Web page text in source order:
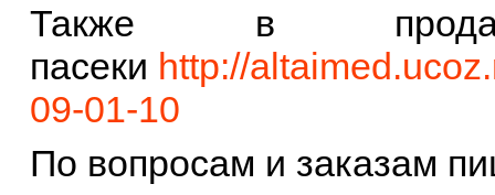
Также в
пасеки http://
09-01-10
По вопросам и заказам